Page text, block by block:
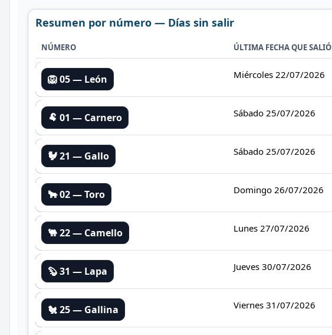
Resumen por número — Días sin salir
NÚMERO ÚLTIMA FECHA QUE SALIÓ
🦁 05 — León Miércoles 22/07/2026
🐏 01 — Carnero Sábado 25/07/2026
🐓 21 — Gallo Sábado 25/07/2026
🐂 02 — Toro Domingo 26/07/2026
🐫 22 — Camello Lunes 27/07/2026
🦫 31 — Lapa Jueves 30/07/2026
🐔 25 — Gallina Viernes 31/07/2026